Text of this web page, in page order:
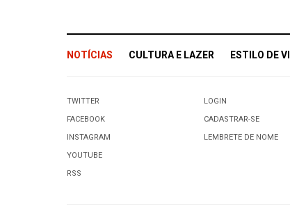
NOTÍCIAS CULTURA E LAZER ESTILO DE
TWITTER
FACEBOOK
INSTAGRAM
YOUTUBE
RSS
LOGIN
CADASTRAR-SE
LEMBRETE DE NOME